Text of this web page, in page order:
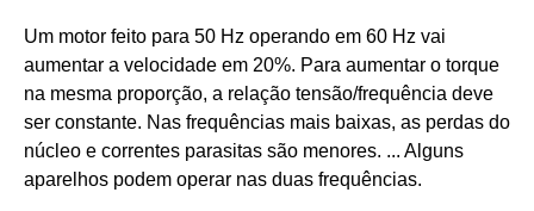
Um motor feito para 50 Hz operando em 60 Hz vai
aumentar a velocidade em 20%. Para aumentar o torque
na mesma proporção, a relação tensão/frequência deve
ser constante. Nas frequências mais baixas, as perdas do
núcleo e correntes parasitas são menores. ... Alguns
aparelhos podem operar nas duas frequências.